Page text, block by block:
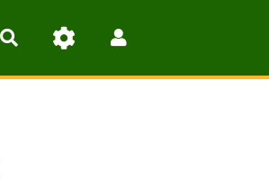
Rechercher